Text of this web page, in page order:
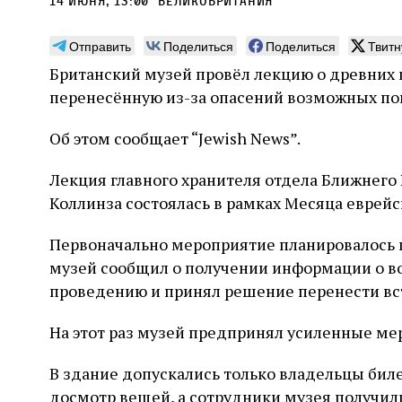
Отправить Поделиться Поделиться
Британский музей провёл лекцию о древних
перенесённую из-за опасений возможных
Об этом сообщает “Jewish News”.
Лекция главного хранителя отдела
Коллинза состоялась в рамках Месяца
Первоначально мероприятие
музей сообщил о получении информации о
проведению и принял решение перенести
На этот раз музей предпринял усиленные
В здание допускались только владельцы
досмотр вещей, а сотрудники музея
и сыновья»
концентрационных лагерей и узников
становилось все больше, без кремационных
тела прямо в лагере, нацисты не только
оставались верны своему архаичному культу
смерти, но и скрывали от населения соседних
городов, сколько узников погибало каждый
2 августа Неразрезанные страницы
Фредиано Сесси. Перевод с итальянского
Ксении Тименчик
2